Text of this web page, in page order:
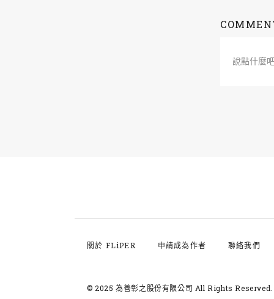
說點什麼
關於 FLiPER 申請成為作者 聯絡我們
© 2025 為善彰之股份有限公司 All Rights Reserved.